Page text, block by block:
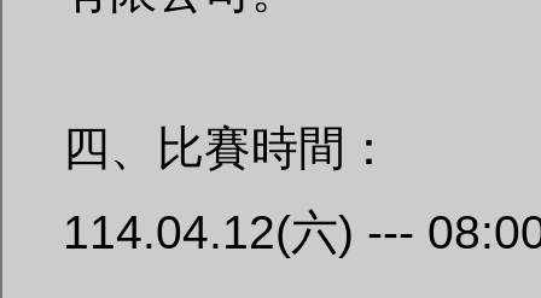
四、比賽時間：
114.04.12(六) ---